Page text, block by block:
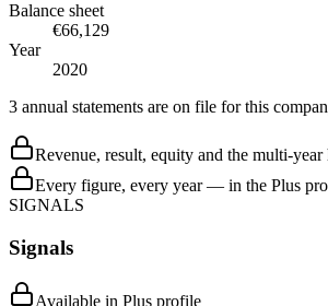
Balance sheet
€66,129
Year
2020
3 annual statements are on file for this
Revenue, result, equity and the multi-
Every figure, every year — in the Plus
SIGNALS
Signals
Available in Plus profile